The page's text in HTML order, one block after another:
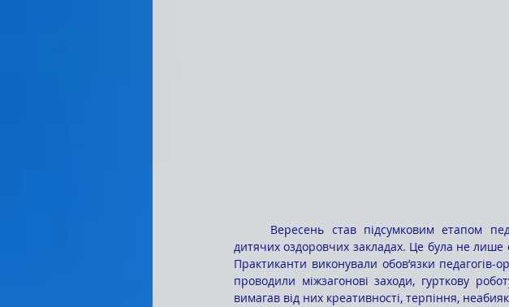
дитячих оздоровчих закладах. Це була не лише
Практиканти виконували обов’язки педагогів-
проводили міжзагонові заходи, гурткову
вимагав від них креативності, терпіння,